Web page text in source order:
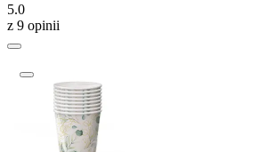
5.0
z 9 opinii